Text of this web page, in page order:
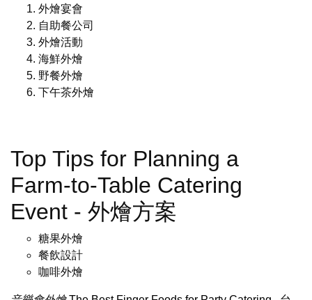
外燴宴會
自助餐公司
外燴活動
海鮮外燴
野餐外燴
下午茶外燴
Top Tips for Planning a
Farm-to-Table Catering
Event - 外燴方案
糖果外燴
餐飲設計
咖啡外燴